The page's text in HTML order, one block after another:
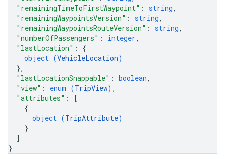
"remainingTimeToFirstWaypoint" : string,
"remainingWaypointsVersion" : string,
"remainingWaypointsRouteVersion" : string,
"numberOfPassengers" : integer,
"lastLocation" : {
object (VehicleLocation)
},
"lastLocationSnappable" : boolean,
"view" : enum (TripView) ,
"attributes" :
[
{
object (TripAttribute)
}
]
}